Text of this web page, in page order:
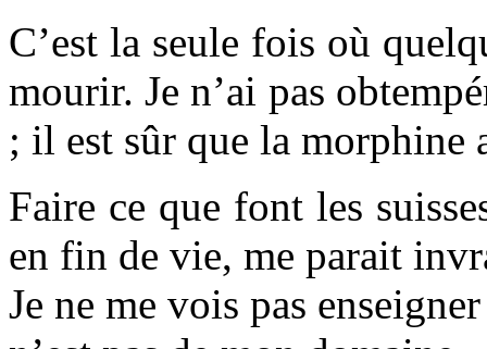
C’est la seule fois où
mourir. Je n’ai pas
; il est sûr que la morphine
Faire ce que font les
en fin de vie, me parait
Je ne me vois pas